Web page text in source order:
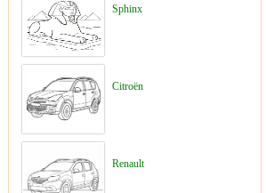
Sphinx
Citroën
Renault